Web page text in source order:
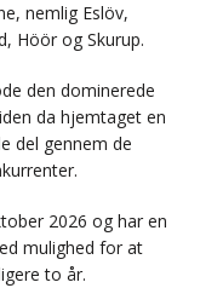
nemlig Eslöv,
Höör og Skurup.
den dominerede
da hjemtaget en
del gennem de
2026 og har en
mulighed for at
to år.